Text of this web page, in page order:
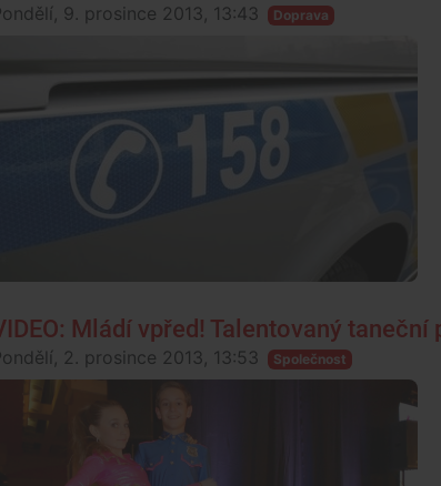
9. prosince 2013, 13:43 Doprava
Mládí vpřed! Talentovaný taneční
2. prosince 2013, 13:53 Společnost